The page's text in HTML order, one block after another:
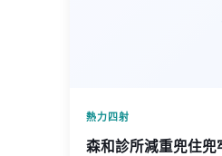
熱力四射
森和診所減重兜住兜